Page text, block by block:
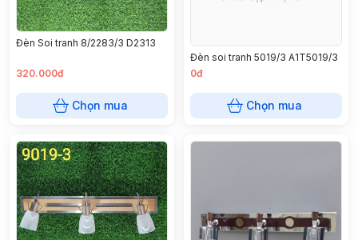
Đèn Soi tranh 8/2283/3 D2313
320.000đ
Chọn mua
Đèn soi tranh 5019/3 A1T5019/3
0đ
Chọn mua